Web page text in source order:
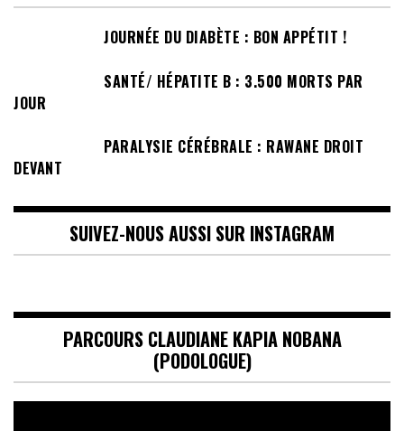
JOURNÉE DU DIABÈTE : BON APPÉTIT !
SANTÉ/ HÉPATITE B : 3.500 MORTS PAR
JOUR
PARALYSIE CÉRÉBRALE : RAWANE DROIT
DEVANT
SUIVEZ-NOUS AUSSI SUR INSTAGRAM
PARCOURS CLAUDIANE KAPIA NOBANA
(PODOLOGUE)